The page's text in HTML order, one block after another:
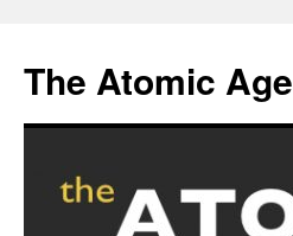
content
The Atomic Age